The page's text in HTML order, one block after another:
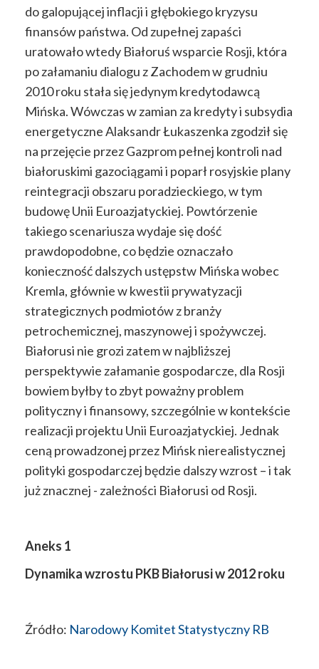
do galopującej inflacji i głębokiego kryzysu
finansów państwa. Od zupełnej zapaści
uratowało wtedy Białoruś wsparcie Rosji, która
po załamaniu dialogu z Zachodem w grudniu
2010 roku stała się jedynym kredytodawcą
Mińska. Wówczas w zamian za kredyty i subsydia
energetyczne Alaksandr Łukaszenka zgodził się
na przejęcie przez Gazprom pełnej kontroli nad
białoruskimi gazociągami i poparł rosyjskie plany
reintegracji obszaru poradzieckiego, w tym
budowę Unii Euroazjatyckiej. Powtórzenie
takiego scenariusza wydaje się dość
prawdopodobne, co będzie oznaczało
konieczność dalszych ustępstw Mińska wobec
Kremla, głównie w kwestii prywatyzacji
strategicznych podmiotów z branży
petrochemicznej, maszynowej i spożywczej.
Białorusi nie grozi zatem w najbliższej
perspektywie załamanie gospodarcze, dla Rosji
bowiem byłby to zbyt poważny problem
polityczny i finansowy, szczególnie w kontekście
realizacji projektu Unii Euroazjatyckiej. Jednak
ceną prowadzonej przez Mińsk nierealistycznej
polityki gospodarczej będzie dalszy wzrost – i tak
już znacznej - zależności Białorusi od Rosji.
Aneks 1
Dynamika wzrostu PKB Białorusi w 2012 roku
Źródło: Narodowy Komitet Statystyczny RB